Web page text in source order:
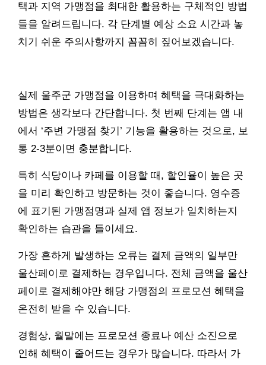
택과 지역 가맹점을 최대한 활용하는 구체적인 방법
들을 알려드립니다. 각 단계별 예상 소요 시간과 놓
치기 쉬운 주의사항까지 꼼꼼히 짚어보겠습니다.
실제 울주군 가맹점을 이용하며 혜택을 극대화하는
방법은 생각보다 간단합니다. 첫 번째 단계는 앱 내
에서 ‘주변 가맹점 찾기’ 기능을 활용하는 것으로, 보
통 2-3분이면 충분합니다.
특히 식당이나 카페를 이용할 때, 할인율이 높은 곳
을 미리 확인하고 방문하는 것이 좋습니다. 영수증
에 표기된 가맹점명과 실제 앱 정보가 일치하는지
확인하는 습관을 들이세요.
가장 흔하게 발생하는 오류는 결제 금액의 일부만
울산페이로 결제하는 경우입니다. 전체 금액을 울산
페이로 결제해야만 해당 가맹점의 프로모션 혜택을
온전히 받을 수 있습니다.
경험상, 월말에는 프로모션 종료나 예산 소진으로
인해 혜택이 줄어드는 경우가 많습니다. 따라서 가